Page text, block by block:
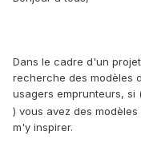
Dans le cadre d'un
recherche des modèles
usagers emprunteurs, si
) vous avez des
m'y inspirer.